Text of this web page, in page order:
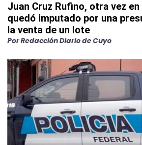
Juan Cruz Rufino, otra vez
quedó imputado por una
la venta de un lote
PorRedacción Diario de Cuyo